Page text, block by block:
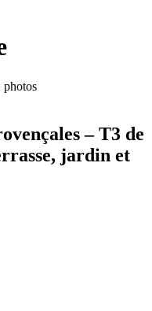
photos
– T3 de
jardin et